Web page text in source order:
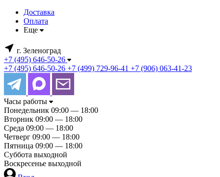
Доставка
Оплата
Еще
г. Зеленоград
+7 (495) 646-50-26
+7 (495) 646-50-26 +7 (499) 729-96-41 +7 (906) 063-41-23
Часы работы
Понедельник 09:00 — 18:00
Вторник 09:00 — 18:00
Среда 09:00 — 18:00
Четверг 09:00 — 18:00
Пятница 09:00 — 18:00
Суббота выходной
Воскресенье выходной